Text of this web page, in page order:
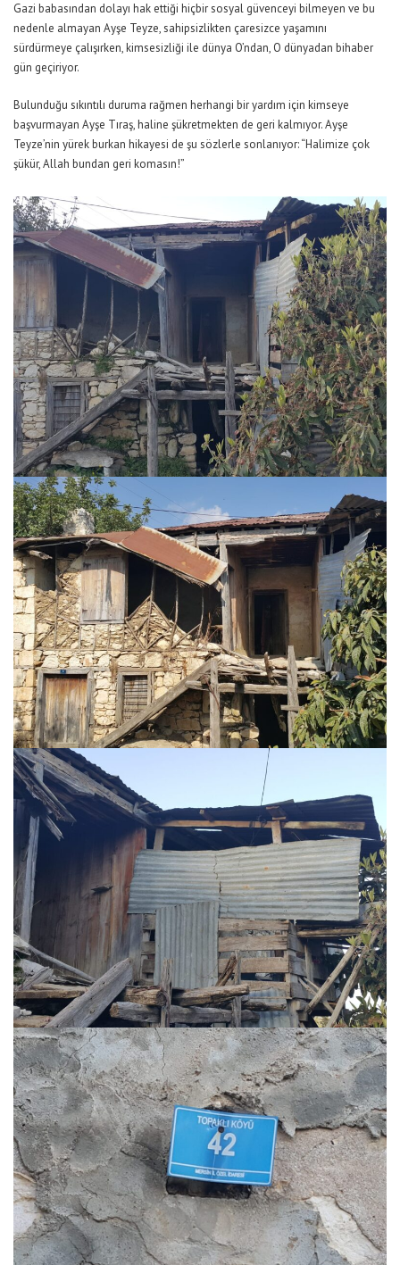
Gazi babasından dolayı hak ettiği hiçbir sosyal güvenceyi bilmeyen ve bu
nedenle almayan Ayşe Teyze, sahipsizlikten çaresizce yaşamını
sürdürmeye çalışırken, kimsesizliği ile dünya O’ndan, O dünyadan bihaber
gün geçiriyor.
Bulunduğu sıkıntılı duruma rağmen herhangi bir yardım için kimseye
başvurmayan Ayşe Tıraş, haline şükretmekten de geri kalmıyor. Ayşe
Teyze’nin yürek burkan hikayesi de şu sözlerle sonlanıyor: “Halimize çok
şükür, Allah bundan geri komasın!”